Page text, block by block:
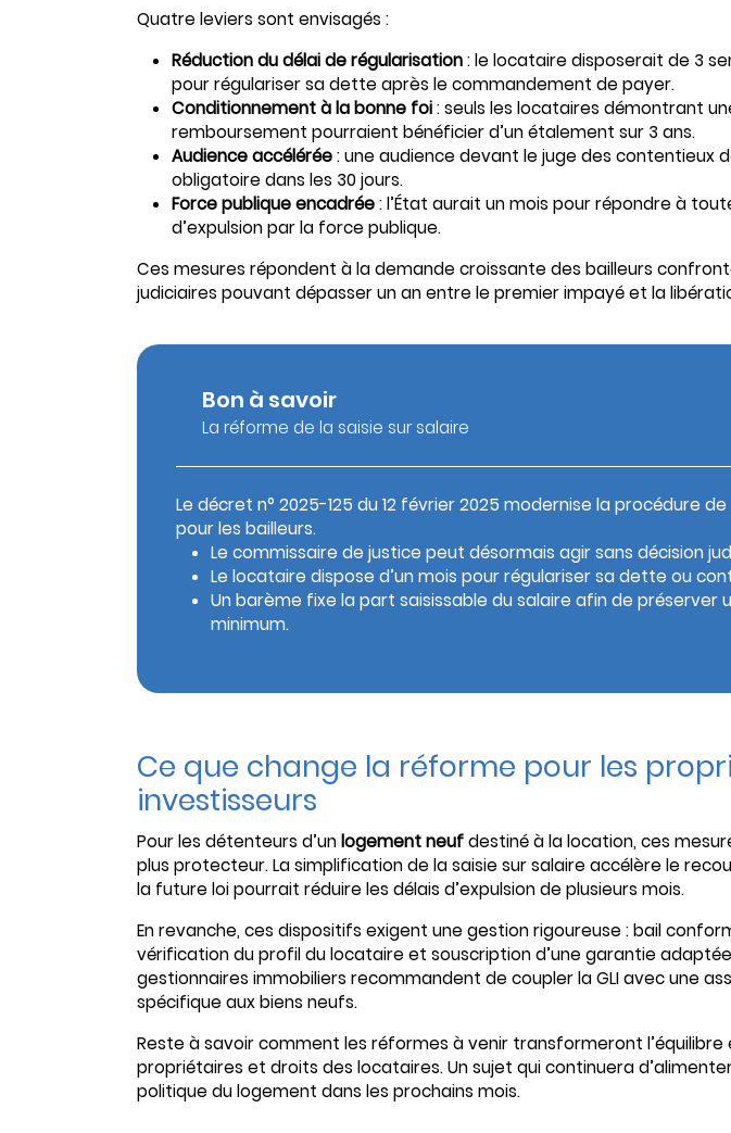
Quatre leviers sont envisagés :
Réduction du délai de régularisation: le locataire disposerait de 3
pour régulariser sa dette après le commandement de payer.
Conditionnement à la bonne foi: seuls les locataires démontrant
remboursement pourraient bénéficier d’un étalement sur 3 ans.
Audience accélérée: une audience devant le juge des contentieux
obligatoire dans les 30 jours.
Force publique encadrée: l’État aurait un mois pour répondre à
d’expulsion par la force publique.
Ces mesures répondent à la demande croissante des bailleurs
judiciaires pouvant dépasser un an entre le premier impayé et la
Bon à savoir
La réforme de la saisie sur salaire
Le décret n° 2025-125 du 12 février 2025 modernise la procédure
pour les bailleurs.
Le commissaire de justice peut désormais agir sans décision
Le locataire dispose d’un mois pour régulariser sa dette ou
Un barème fixe la part saisissable du salaire afin de préserver
minimum.
Ce que change la réforme pour les
investisseurs
Pour les détenteurs d’unlogement neufdestiné à la location, ces
plus protecteur. La simplification de la saisie sur salaire accélère le
la future loi pourrait réduire les délais d’expulsion de plusieurs mois.
En revanche, ces dispositifs exigent une gestion rigoureuse : bail
vérification du profil du locataire et souscription d’une garantie
gestionnaires immobiliers recommandent de coupler la GLI avec une
spécifique aux biens neufs.
Reste à savoir comment les réformes à venir transformeront
propriétaires et droits des locataires. Un sujet qui continuera
politique du logement dans les prochains mois.